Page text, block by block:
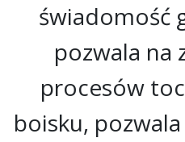
świadomość
pozwala na
procesów
boisku,